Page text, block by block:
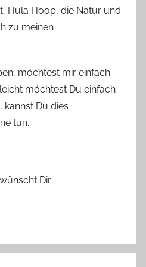
Hula Hoop, die Natur und
zu meinen
möchtest mir einfach
möchtest Du einfach
kannst Du dies
tun.
Dir